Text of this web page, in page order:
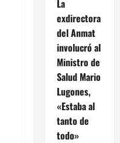
La
exdirectora
del Anmat
involucró al
Ministro de
Salud Mario
Lugones,
«Estaba al
tanto de
todo»